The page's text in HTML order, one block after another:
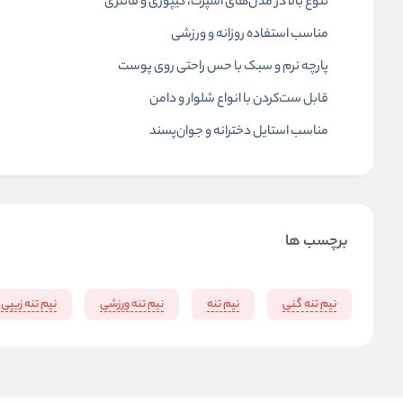
مناسب استفاده روزانه و ورزشی
پارچه نرم و سبک با حس راحتی روی پوست
قابل ست‌کردن با انواع شلوار و دامن
مناسب استایل دخترانه و جوان‌پسند
برچسب ها
نیم تنه گنی نیم تنه نیم تنه ورزشی نیم تنه زیپی